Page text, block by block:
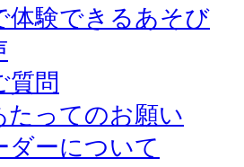
体験できるあそび
質問
たってのお願い
ダーについて